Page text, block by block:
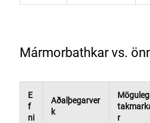
Mármorbathkar vs.
E
f
ni
Aðalþegarver
k
r